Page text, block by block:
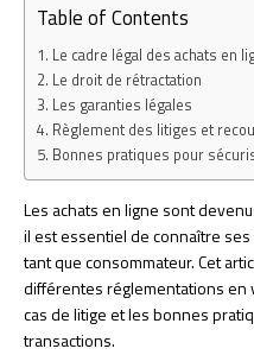
Table of Contents
Le cadre légal des achats en
Le droit de rétractation
Les garanties légales
Règlement des litiges et
Bonnes pratiques pour
Les achats en ligne sont
il est essentiel de connaître
tant que consommateur. Cet
différentes réglementations en
cas de litige et les bonnes
transactions.